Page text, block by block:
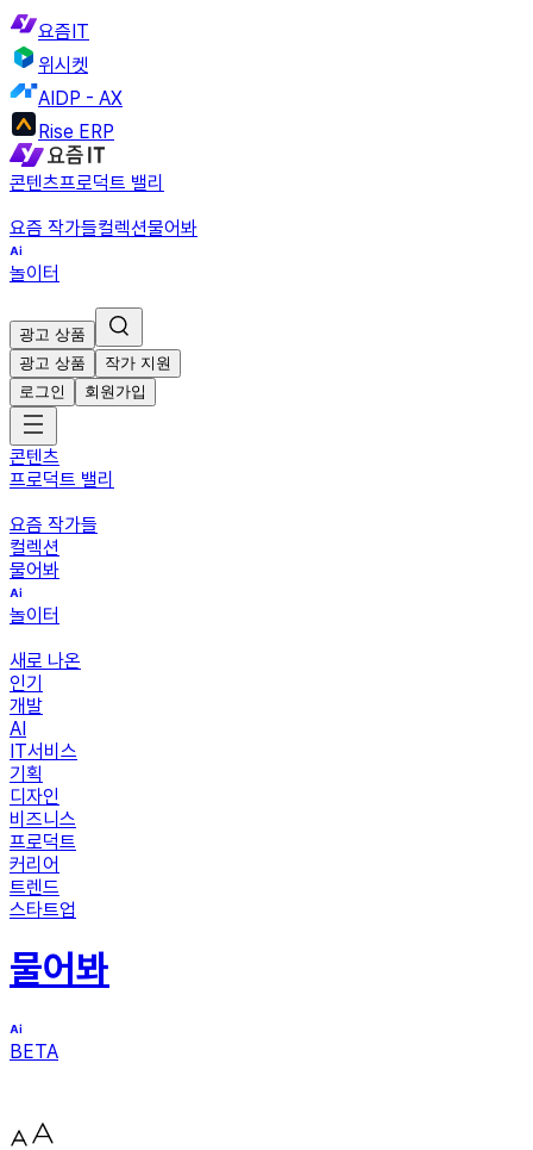
요즘IT
위시켓
AIDP - AX
Rise ERP
콘텐츠프로덕트 밸리
요즘 작가들컬렉션물어봐
놀이터
광고 상품
광고 상품
작가 지원
로그인
회원가입
콘텐츠
프로덕트 밸리
요즘 작가들
컬렉션
물어봐
놀이터
새로 나온
인기
개발
AI
IT서비스
기획
디자인
비즈니스
프로덕트
커리어
트렌드
스타트업
물어봐
BETA